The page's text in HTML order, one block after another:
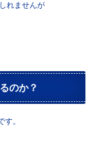
れませんが
のか？
。